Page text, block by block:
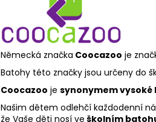
Německá značka Coocazoo je
Batohy této značky jsou určeny do
Coocazoo je synonymem
Našim dětem odlehčí každodenní
že Vaše děti nosí ve školním